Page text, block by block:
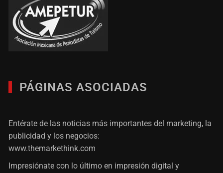
PÁGINAS ASOCIADAS
Entérate de las noticias más importantes del marketing, la
publicidad y los negocios:
www.themarkethink.com
Impresiónate con lo último en impresión digital y